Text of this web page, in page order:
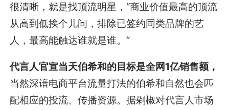
很清晰，就是找顶流明星，“商业价值最高的顶流
从高到低挨个儿问，排除已签约同类品牌的艺
人，最高能触达谁就是谁。”
代言人官宣当天伯希和的目标是全网1亿销售额，
当然深谙电商平台流量打法的伯希和自然也会匹
配相应的投流、传播资源。据剁椒对代言人市场